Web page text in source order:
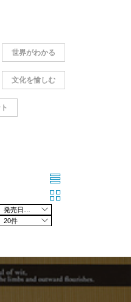
世界がわかる
文化を愉しむ
20件